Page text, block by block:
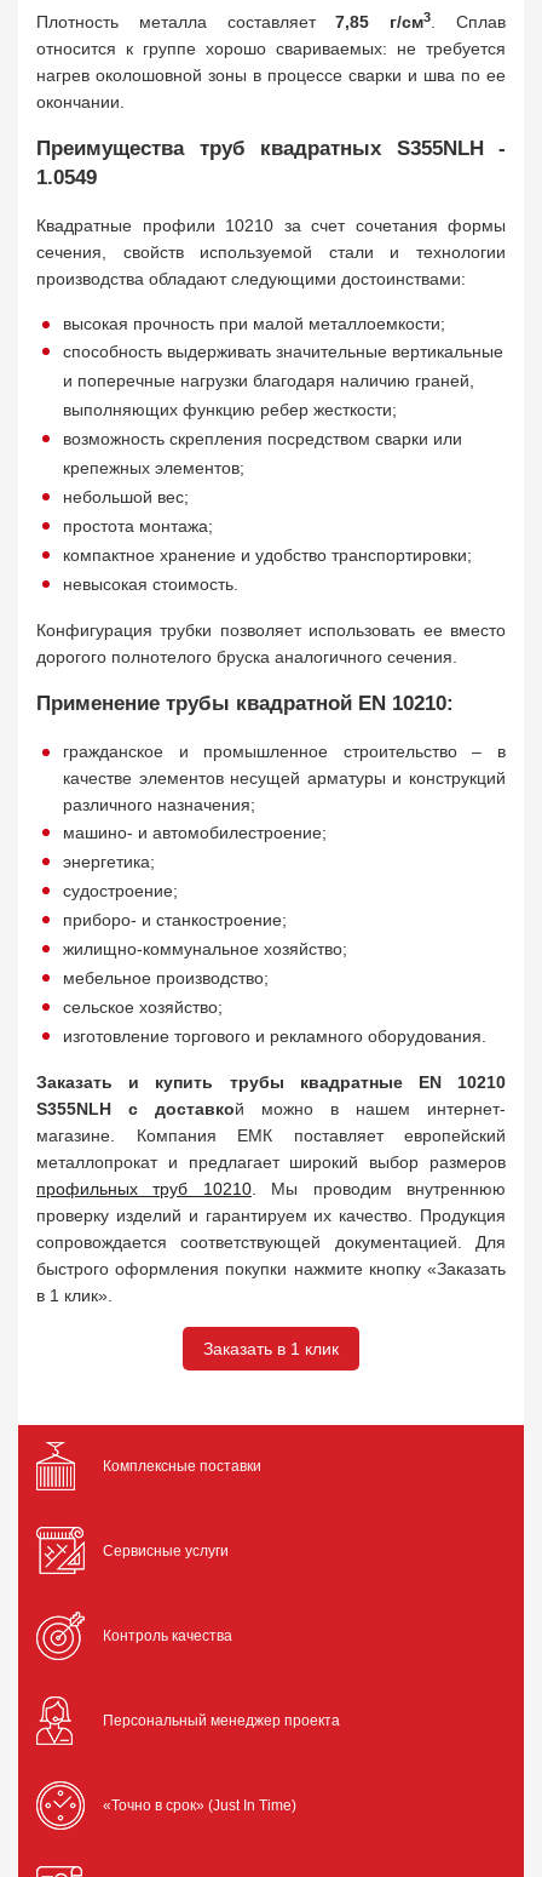
Плотность металла составляет7,85 г/см3
. Сплав
относится к группе хорошо свариваемых: не требуется
нагрев околошовной зоны в процессе сварки и шва по ее
окончании.
Преимущества труб квадратных S355NLH -
1.0549
Квадратные профили 10210 за счет сочетания формы
сечения, свойств используемой стали и технологии
производства обладают следующими достоинствами:
высокая прочность при малой металлоемкости;
способность выдерживать значительные вертикальные
и поперечные нагрузки благодаря наличию граней,
выполняющих функцию ребер жесткости;
возможность скрепления посредством сварки или
крепежных элементов;
небольшой вес;
простота монтажа;
компактное хранение и удобство транспортировки;
невысокая стоимость.
Конфигурация трубки позволяет использовать ее вместо
дорогого полнотелого бруска аналогичного сечения.
Применение трубы квадратной EN 10210:
гражданское и промышленное строительство – в
качестве элементов несущей арматуры и конструкций
различного назначения;
машино- и автомобилестроение;
энергетика;
судостроение;
приборо- и станкостроение;
жилищно-коммунальное хозяйство;
мебельное производство;
сельское хозяйство;
изготовление торгового и рекламного оборудования.
Заказать и купить трубы квадратные EN 10210
S355NLH с доставкой можно в нашем интернет-
магазине. Компания ЕМК поставляет европейский
металлопрокат и предлагает широкий выбор размеров
профильных труб 10210. Мы проводим внутреннюю
проверку изделий и гарантируем их качество. Продукция
сопровождается соответствующей документацией. Для
быстрого оформления покупки нажмите кнопку «Заказать
в 1 клик».
Заказать в 1 клик
Комплексные поставки
Сервисные услуги
Контроль качества
Персональный менеджер проекта
«Точно в срок» (Just In Time)